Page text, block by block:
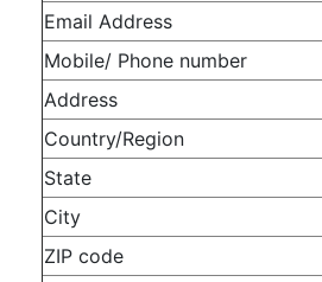
Email Address
Mobile/ Phone number
Address
Country/Region
State
City
ZIP code